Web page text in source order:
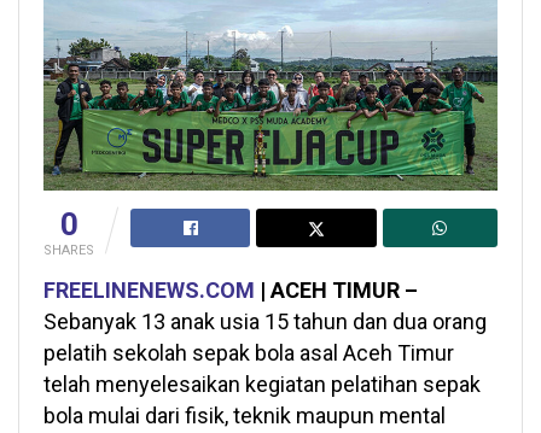
0
SHARES
FREELINENEWS.COM | ACEH TIMUR –
Sebanyak 13 anak usia 15 tahun dan dua orang
pelatih sekolah sepak bola asal Aceh Timur
telah menyelesaikan kegiatan pelatihan sepak
bola mulai dari fisik, teknik maupun mental